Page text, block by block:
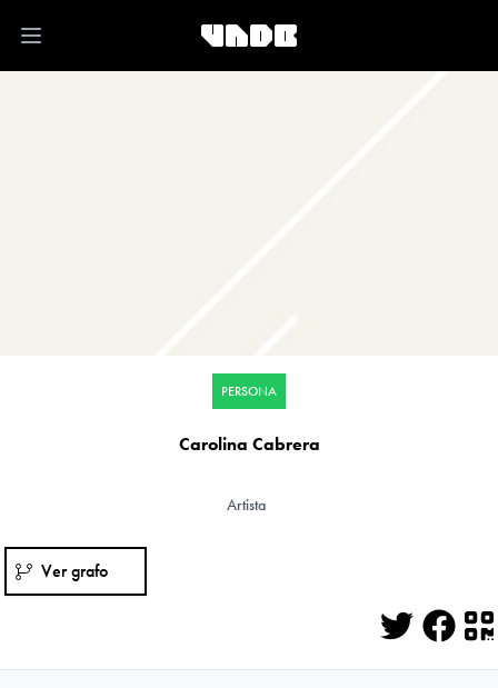
Open main menu
PERSONA
Carolina Cabrera
Artista
Ver grafo
Twitter